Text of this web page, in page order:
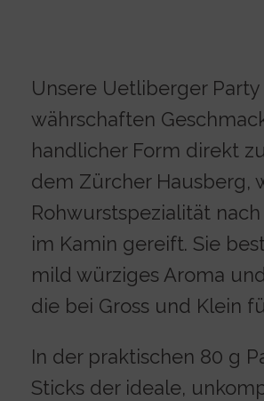
Unsere Uetliberger
währschaften
handlicher Form direkt
dem Zürcher Hausberg,
Rohwurstspezialität
im Kamin gereift. Sie
mild würziges Aroma
die bei Gross und Klein
In der praktischen 80 g
Sticks der ideale,